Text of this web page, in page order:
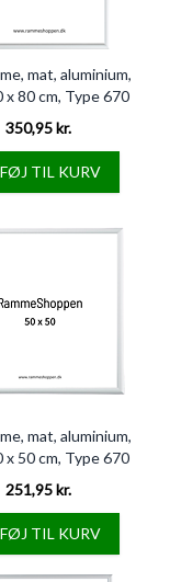
mat, aluminium,
x 80 cm, Type 670
350,95 kr.
TIL KURV
mat, aluminium,
x 50 cm, Type 670
251,95 kr.
TIL KURV